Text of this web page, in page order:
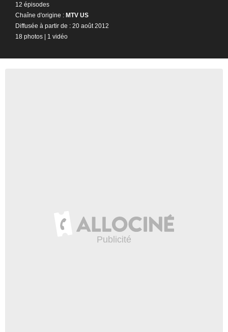
12 épisodes
Chaîne d'origine : MTV US
Diffusée à partir de : 20 août 2012
18 photos | 1 vidéo